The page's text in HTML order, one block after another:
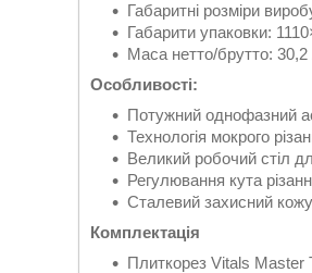
Габаритні розміри
Габарити упаковки:
Маса нетто/брутто: 30,2
Особливості:
Потужний однофазний
Технологія мокрого
Великий робочий стіл
Регулювання кута
Сталевий захисний
Комплектація
Плиткорез Vitals Master